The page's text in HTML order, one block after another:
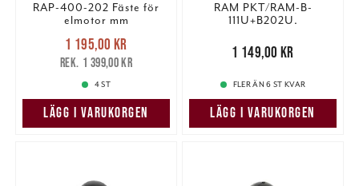
RAP-400-202 Fäste för
elmotor mm
Nuvarande pris
1 195,00 krTidigare pris
1 399,00 kr
1 195,00 kr
1 399,00 kr
4 ST
LÄGG I VARUKORGEN
RAM PKT/RAM-B-
111U+B202U.
1 149,00 kr
1 149,00 kr
FLER ÄN 6 ST KVAR
LÄGG I VARUKORGEN